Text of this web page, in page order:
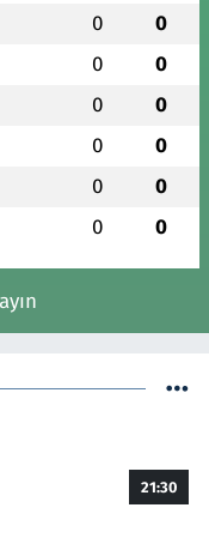
0 0
0 0
0 0
0 0
0 0
0 0
21:30